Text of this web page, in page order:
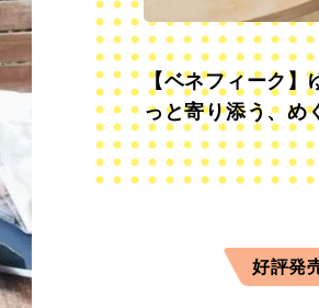
【ベネフィーク】
っと寄り添う、め
心も前向きに
好評発